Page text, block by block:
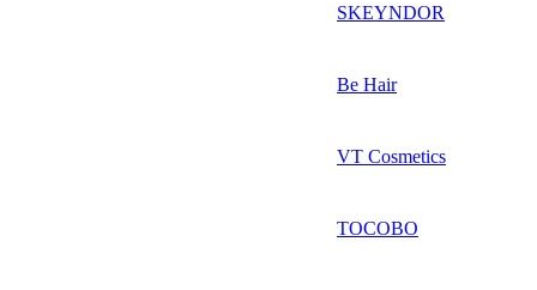
SKEYNDOR
Be Hair
VT Cosmetics
TOCOBO